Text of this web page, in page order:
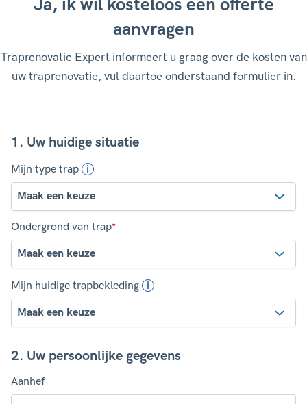
Ja, ik wil kosteloos een offerte
aanvragen
Traprenovatie Expert informeert u graag over de kosten van
uw traprenovatie, vul daartoe onderstaand formulier in.
1. Uw huidige situatie
Mijn type trap
Ondergrond van trap*
Mijn huidige trapbekleding
2. Uw persoonlijke gegevens
Aanhef